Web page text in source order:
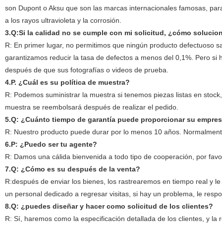
son Dupont o Aksu que son las marcas internacionales famosas,
a los rayos ultravioleta y la corrosión.
3.Q:Si la calidad no se cumple con mi solicitud, ¿cómo
R: En primer lugar, no permitimos que ningún producto defectuoso
garantizamos reducir la tasa de defectos a menos del 0,1%. Pero
después de que sus fotografías o videos de prueba.
4.P. ¿Cuál es su política de muestra?
R: Podemos suministrar la muestra si tenemos piezas listas en
muestra se reembolsará después de realizar el pedido.
5.Q: ¿Cuánto tiempo de garantía puede proporcionar su
R: Nuestro producto puede durar por lo menos 10 años.
6.P: ¿Puedo ser tu agente?
R: Damos una cálida bienvenida a todo tipo de cooperación, por
7.Q: ¿Cómo es su después de la venta?
R:después de enviar los bienes, los rastrearemos en tiempo real y
un personal dedicado a regresar visitas, si hay un problema, le
8.Q: ¿puedes diseñar y hacer como solicitud de los clientes?
R: Sí, haremos como la especificación detallada de los clientes, y